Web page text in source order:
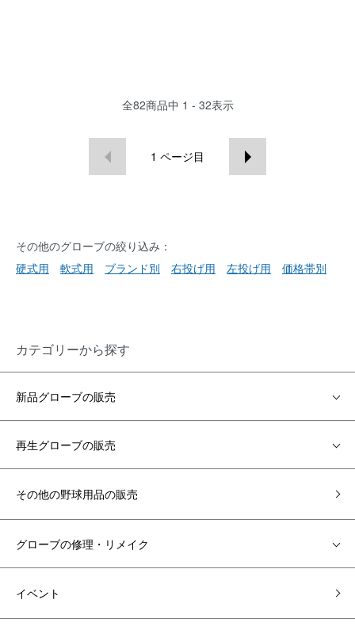
全82商品中 1 - 32表示
1 ページ目
その他のグローブの絞り込み：
硬式用
軟式用 ブランド別 右投げ用 左投げ用 価格帯別
カテゴリーから探す
新品グローブの販売
再生グローブの販売
その他の野球用品の販売
グローブの修理・リメイク
イベント